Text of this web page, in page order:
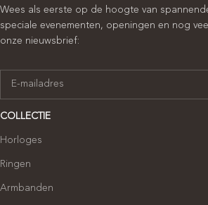
Wees als eerste op de hoogte van
speciale evenementen, openingen en nog
onze nieuwsbrief:
COLLECTIE
Horloges
Ringen
Armbanden